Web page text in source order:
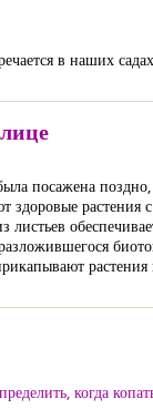
в наших
посажена
здоровые
листьев
растения
когда